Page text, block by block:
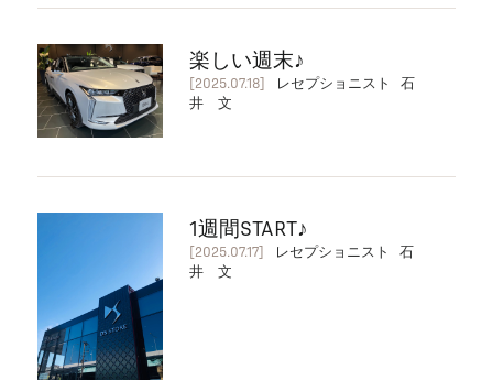
楽しい週末♪
[2025.07.18]
レセプショニスト 石
井 文
1週間START♪
[2025.07.17]
レセプショニスト 石
井 文